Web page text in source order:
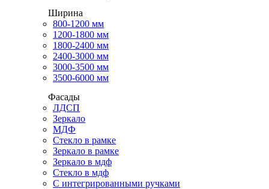
Ширина
800-1200 мм
1200-1800 мм
1800-2400 мм
2400-3000 мм
3000-3500 мм
3500-6000 мм
Фасады
ЛДСП
Зеркало
МДФ
Стекло в рамке
Зеркало в рамке
Зеркало в мдф
Стекло в мдф
С интегрированными ручками